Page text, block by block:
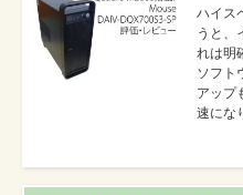
ハイス
うと、
れは明
ソフト
アップ
速にな